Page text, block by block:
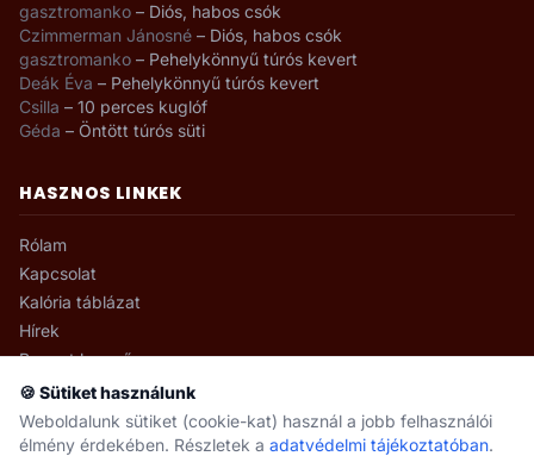
🍪 Sütiket használunk
Weboldalunk sütiket (cookie-kat) használ a jobb felhasználói
élmény érdekében. Részletek a adatvédelmi tájékoztatóban.
gasztromanko – Diós, habos csók
Czimmerman Jánosné – Diós, habos csók
gasztromanko – Pehelykönnyű túrós kevert
Deák Éva – Pehelykönnyű túrós kevert
Csilla – 10 perces kuglóf
Géda – Öntött túrós süti
HASZNOS LINKEK
Rólam
Kapcsolat
Kalória táblázat
Hírek
Recept kereső